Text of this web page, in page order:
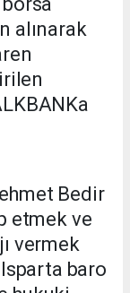
alınarak
Bedir
etmek ve
vermek
baro